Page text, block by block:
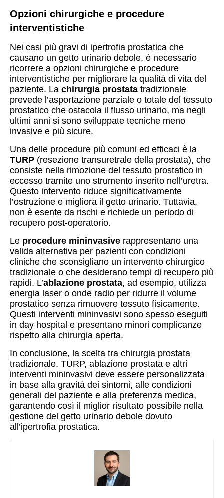
Opzioni chirurgiche e procedure
interventistiche
Nei casi più gravi di ipertrofia prostatica che
causano un getto urinario debole, è necessario
ricorrere a opzioni chirurgiche e procedure
interventistiche per migliorare la qualità di vita del
paziente. La chirurgia prostata tradizionale
prevede l’asportazione parziale o totale del tessuto
prostatico che ostacola il flusso urinario, ma negli
ultimi anni si sono sviluppate tecniche meno
invasive e più sicure.
Una delle procedure più comuni ed efficaci è la
TURP (resezione transuretrale della prostata), che
consiste nella rimozione del tessuto prostatico in
eccesso tramite uno strumento inserito nell’uretra.
Questo intervento riduce significativamente
l’ostruzione e migliora il getto urinario. Tuttavia,
non è esente da rischi e richiede un periodo di
recupero post-operatorio.
Le procedure mininvasive rappresentano una
valida alternativa per pazienti con condizioni
cliniche che sconsigliano un intervento chirurgico
tradizionale o che desiderano tempi di recupero più
rapidi. L’ablazione prostata, ad esempio, utilizza
energia laser o onde radio per ridurre il volume
prostatico senza rimuovere tessuto fisicamente.
Questi interventi mininvasivi sono spesso eseguiti
in day hospital e presentano minori complicanze
rispetto alla chirurgia aperta.
In conclusione, la scelta tra chirurgia prostata
tradizionale, TURP, ablazione prostata e altri
interventi mininvasivi deve essere personalizzata
in base alla gravità dei sintomi, alle condizioni
generali del paziente e alla preferenza medica,
garantendo così il miglior risultato possibile nella
gestione del getto urinario debole dovuto
all’ipertrofia prostatica.